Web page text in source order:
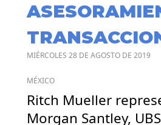
MIÉRCOLES 28 DE AGOSTO DE 2019
MÉXICO
Ritch Mueller
Morgan Santley,